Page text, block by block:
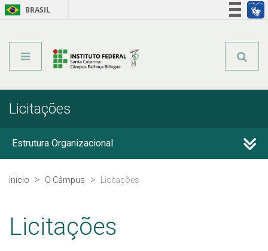
BRASIL
Licitações
Estrutura Organizacional
Colegiados
Eleições do Câmpus
Início O Câmpus Licitações
Licitações